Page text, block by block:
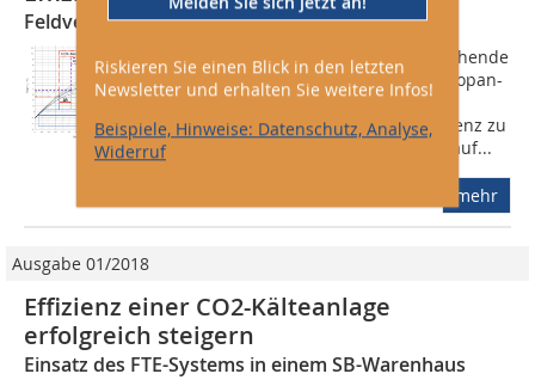
Riskieren Sie einen Blick in den letzten
Newsletter und erhalten Sie weitere Infos!
Beispiele, Hinweise: Datenschutz, Analyse,
Widerruf
Feldversuch der Hauser GmbH und der TU Graz
In dem Feldversuch wurde eine bestehende
R744-Anlage mit einem modularen Propan-
Unterkühler nachgerüstet, um die
Auswirkungen auf Leistung und Effizienz zu
untersuchen. Ziel war es, die Effekte auf...
mehr
Ausgabe 01/2018
Effizienz einer CO2-Kälteanlage
erfolgreich steigern
Einsatz des FTE-Systems in einem SB-Warenhaus